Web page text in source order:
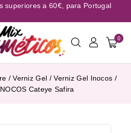
superiores a 60€, para Portugal
0
/ Verniz Gel / Verniz Gel Inocos /
Cateye Safira